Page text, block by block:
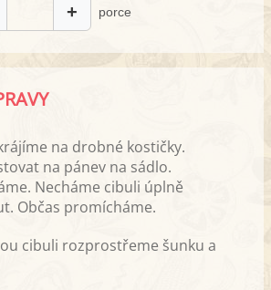
+ porce
na drobné kostičky.
na pánev na sádlo.
Necháme cibuli úplně
Občas promícháme.
cibuli rozprostřeme šunku a